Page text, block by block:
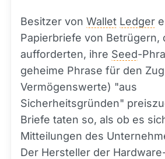
Besitzer von Wallet Ledger
Papierbriefe von Betrügern,
aufforderten, ihre Seed-
geheime Phrase für den
Vermögenswerte) "aus
Sicherheitsgründen"
Briefe taten so, als ob es
Mitteilungen des
Der Hersteller der